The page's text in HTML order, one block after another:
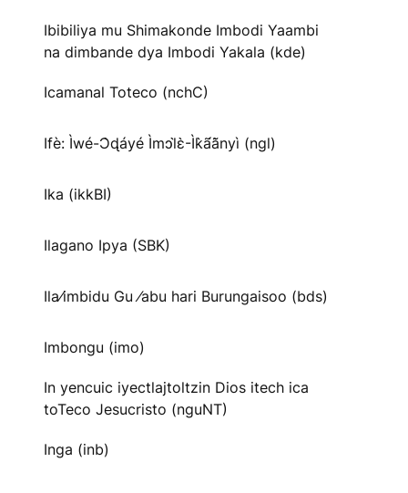
Ibibiliya mu Shimakonde Imbodi Yaambi
na dimbande dya Imbodi Yakala (kde)
Icamanal Toteco (nchC)
Ifè: Ìwé-Ɔ̀ɖáyé Ìmↄl̀ɛ̀-Ìk̀ã́ã̀nyì (ngl)
Ika (ikkBI)
Ilagano Ipya (SBK)
Ila⁄imbidu Gu ⁄abu hari Burungaisoo (bds)
Imbongu (imo)
In yencuic iyectlajtoltzin Dios itech ica
toTeco Jesucristo (nguNT)
Inga (inb)